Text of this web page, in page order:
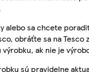
alebo sa chcete
obráťte sa na Tesco
ak nie je
sú pravidelne